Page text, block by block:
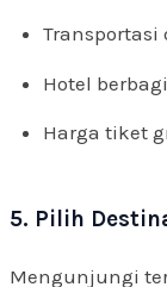
Transportasi
Hotel
Harga tiket
5. Pilih
Mengunjungi